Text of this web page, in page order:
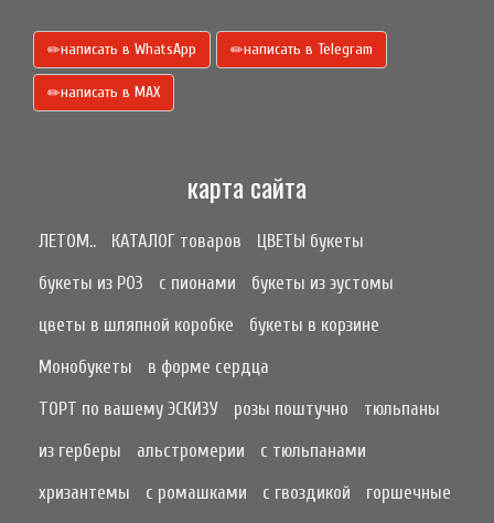
написать в WhatsApp написать в Telegram
написать в МАХ
карта сайта
ЛЕТОМ.. КАТАЛОГ товаров
ЦВЕТЫ букеты
букеты из РОЗ
с пионами
букеты из эустомы
цветы в шляпной коробке
букеты в корзине
Монобукеты
в форме сердца
ТОРТ по вашему ЭСКИЗУ
розы поштучно
тюльпаны
из герберы
альстромерии
с тюльпанами
хризантемы
с ромашками с гвоздикой
горшечные